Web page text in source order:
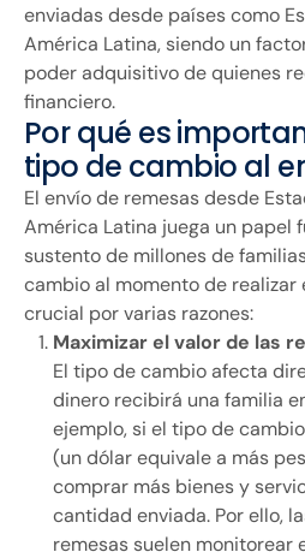
enviadas desde países como
América Latina, siendo un
poder adquisitivo de quienes
financiero.
Por qué es
tipo de cambio al
El envío de remesas desde
América Latina juega un papel
sustento de millones de
cambio al momento de
crucial por varias razones:
Maximizar el valor de las
El tipo de cambio afecta
dinero recibirá una familia
ejemplo, si el tipo de
(un dólar equivale a más
comprar más bienes y
cantidad enviada. Por ello,
remesas suelen monitorear